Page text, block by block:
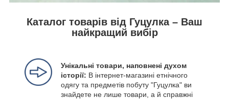
Каталог товарів від Гуцулка – Ваш
найкращий вибір
Унікальні товари, наповнені духом
історії: В інтернет-магазині етнічного
одягу та предметів побуту "Гуцулка" ви
знайдете не лише товари, а й справжні